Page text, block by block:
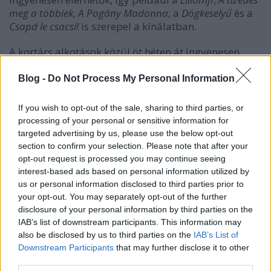
Blog - Do Not Process My Personal Information
If you wish to opt-out of the sale, sharing to third parties, or
processing of your personal or sensitive information for
targeted advertising by us, please use the below opt-out
section to confirm your selection. Please note that after your
opt-out request is processed you may continue seeing
interest-based ads based on personal information utilized by
us or personal information disclosed to third parties prior to
your opt-out. You may separately opt-out of the further
disclosure of your personal information by third parties on the
IAB’s list of downstream participants. This information may
also be disclosed by us to third parties on the IAB’s List of
Downstream Participants that may further disclose it to other
meg a többiek,A Pogány Madonna, a Dögkeselyű és a
Csapd le csacsi! is szerepel a kínálatban.
A kortárs alkotások közül öt héten át ingyenesen
-sorozat,
Enyedi Ildikó Arany Medve-díjas filmje, aTestről és
alkotása, aSaul fiais.